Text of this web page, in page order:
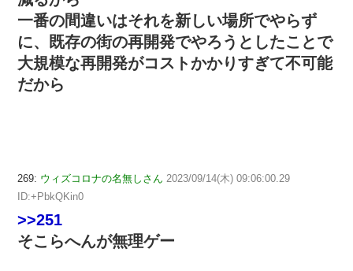
一番の間違いはそれを新しい場所でやらず
に、既存の街の再開発でやろうとしたことで
大規模な再開発がコストかかりすぎて不可能
だから
269: ウィズコロナの名無しさん 2023/09/14(木) 09:06:00.29
ID:+PbkQKin0
>>251
そこらへんが無理ゲー